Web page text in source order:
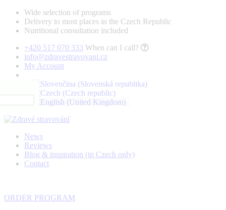
Wide selection of programs
Delivery to most places in the Czech Republic
Nutritional consultation included
+420 517 070 333 When can I call?
info@zdravestravovani.cz
My Account
News
Reviews
Blog & inspiration (in Czech only)
Contact
ORDER PROGRAM